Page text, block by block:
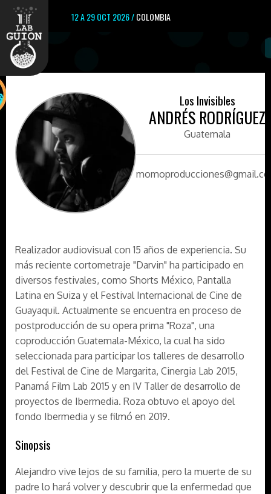
12 A 29 OCT 2026 /COLOMBIA
Los Invisibles
ANDRÉS RODRÍGUEZ
Guatemala
Realizador audiovisual con 15 años de experiencia. Su
más reciente cortometraje "Darvin" ha participado en
diversos festivales, como Shorts México, Pantalla
Latina en Suiza y el Festival Internacional de Cine de
Guayaquil. Actualmente se encuentra en proceso de
postproducción de su opera prima "Roza", una
coproducción Guatemala-México, la cual ha sido
seleccionada para participar los talleres de desarrollo
del Festival de Cine de Margarita, Cinergia Lab 2015,
Panamá Film Lab 2015 y en IV Taller de desarrollo de
proyectos de Ibermedia. Roza obtuvo el apoyo del
fondo Ibermedia y se filmó en 2019.
Sinopsis
Alejandro vive lejos de su familia, pero la muerte de su
padre lo hará volver y descubrir que la enfermedad que